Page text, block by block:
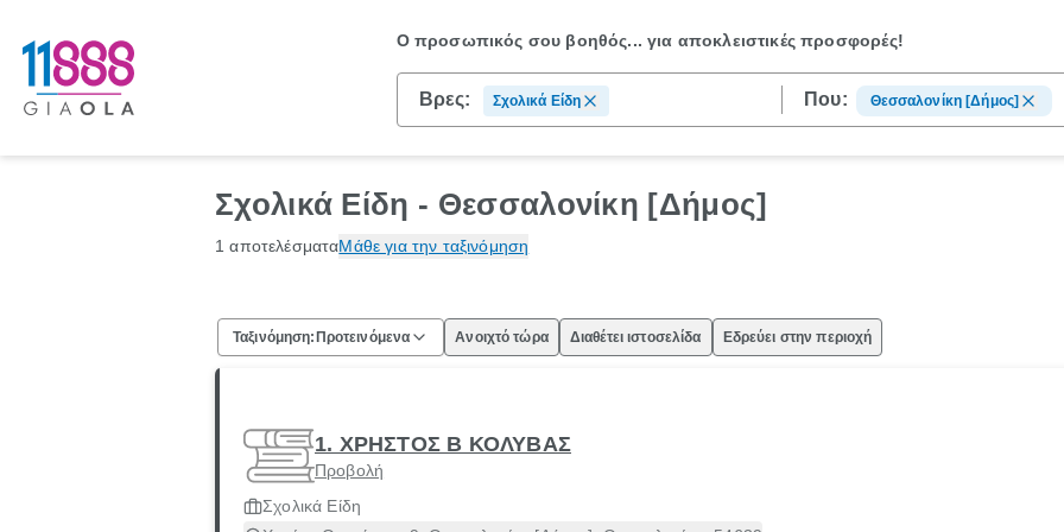
Ο προσωπικός σου βοηθός...για αποκλειστικές προσφορές!
Βρες: Σχολικά Είδη Που: Θεσσαλονίκη [Δήμος]
Σχολικά Είδη - Θεσσαλονίκη [Δήμος]
1 αποτελέσματαΜάθε για την ταξινόμηση
Ταξινόμηση: Προτεινόμενα Ανοιχτό τώρα Διαθέτει ιστοσελίδα Εδρεύει στην περιοχή
1. ΧΡΗΣΤΟΣ Β ΚΟΛΥΒΑΣ
Προβολή
Σχολικά Είδη